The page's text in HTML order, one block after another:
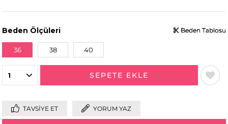
Beden Ölçüleri
36 38 40
Beden Tablosu
Beden Tablosu
Beden Tablosu
TAVSIYE ET YORUM YAZ